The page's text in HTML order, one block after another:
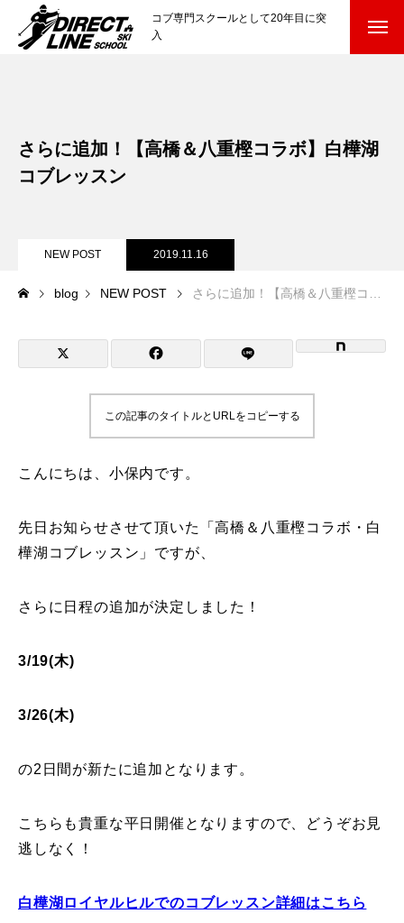
コブ専門スクールとして20年目に突
入
参加までの流れ
参加費のお支払い
各会場の集合場所
スキー場から選ぶ Ski Area
鷲ヶ岳＆高鷲スノーパーク
宮城山形
岩手高原
レッスンテーマから選ぶ
初級1
特別講座
さらに追加！【高橋＆八重樫コラボ】白樺湖
コブレッスン
NEW POST 2019.11.16
blog NEW POST さらに追加！【高橋＆八重樫コラボ】白樺湖コブレッスン
この記事のタイトルとURLをコピーする
こんにちは、小保内です。
先日お知らせさせて頂いた「高橋＆八重樫コラボ・白
樺湖コブレッスン」ですが、
さらに日程の追加が決定しました！
3/19(木)
3/26(木)
の2日間が新たに追加となります。
こちらも貴重な平日開催となりますので、どうぞお見
逃しなく！
白樺湖ロイヤルヒルでのコブレッスン詳細はこちら